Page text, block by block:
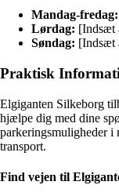
Mandag-fredag:
Lørdag: [Indsæt
Søndag: [Indsæt
Praktisk
Elgiganten Silkeborg
hjælpe dig med dine
parkeringsmuligheder i
transport.
Find vejen til